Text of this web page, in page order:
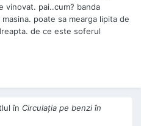
vinovat. pai..cum? banda
poate sa mearga lipita de
de ce este soferul
în Circulaţia pe benzi în